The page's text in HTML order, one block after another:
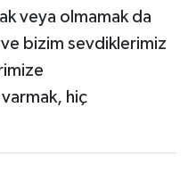
veya olmamak da
ve bizim sevdiklerimiz
varmak, hiç